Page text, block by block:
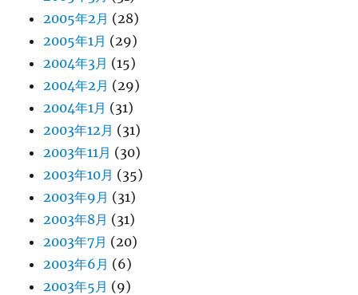
2005年2月 (28)
2005年1月 (29)
2004年3月 (15)
2004年2月 (29)
2004年1月 (31)
2003年12月 (31)
2003年11月 (30)
2003年10月 (35)
2003年9月 (31)
2003年8月 (31)
2003年7月 (20)
2003年6月 (6)
2003年5月 (9)